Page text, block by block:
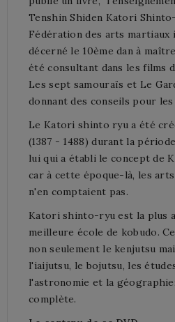
Tenshin Shiden Katori
Fédération des arts martiaux
décerné le 10ème dan à
été consultant dans les films
Les sept samouraïs et Le
donnant des conseils pour
Le Katori shinto ryu a été
(1387 - 1488) durant la
lui qui a établi le concept de
car à cette époque-là, les
n'en comptaient pas.
Katori shinto-ryu est la plus
meilleure école de kobudo.
non seulement le kenjutsu
l'iaijutsu, le bojutsu, les
l'astronomie et la
complète.